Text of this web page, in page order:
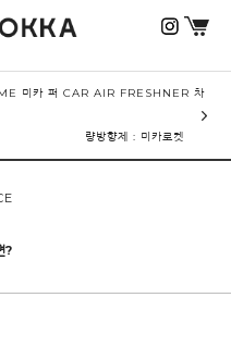
미카 퍼 CAR AIR FRESHNER 차
량방향제 : 미카로켓
?